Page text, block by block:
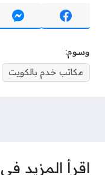
وسوم:
مكاتب خدم بالكويت
اقرأ المزيد في